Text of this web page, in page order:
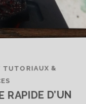
TUTORIAUX &
D’UN